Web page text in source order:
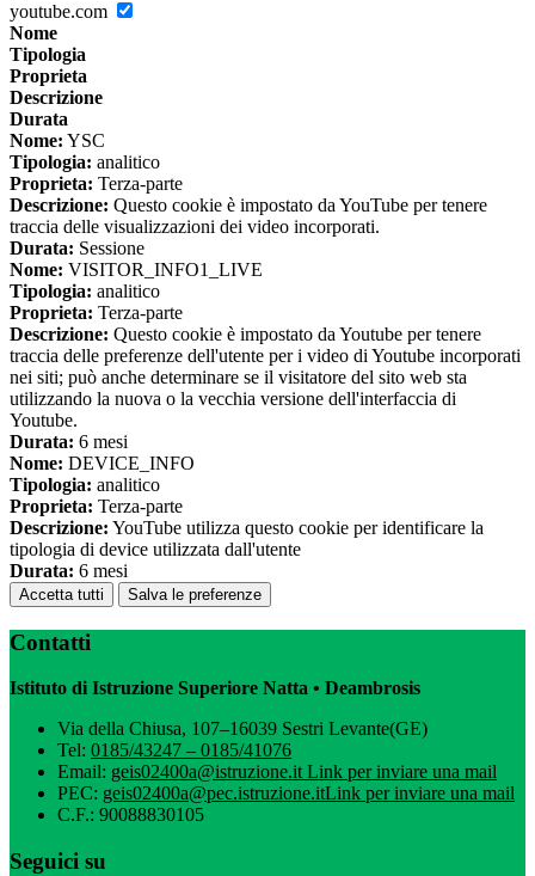
youtube.com
Nome
Tipologia
Proprieta
Descrizione
Durata
Nome: YSC
Tipologia: analitico
Proprieta: Terza-parte
Descrizione: Questo cookie è impostato da YouTube per tenere
traccia delle visualizzazioni dei video incorporati.
Durata: Sessione
Nome: VISITOR_INFO1_LIVE
Tipologia: analitico
Proprieta: Terza-parte
Descrizione: Questo cookie è impostato da Youtube per tenere
traccia delle preferenze dell'utente per i video di Youtube incorporati
nei siti; può anche determinare se il visitatore del sito web sta
utilizzando la nuova o la vecchia versione dell'interfaccia di
Youtube.
Durata: 6 mesi
Nome: DEVICE_INFO
Tipologia: analitico
Proprieta: Terza-parte
Descrizione: YouTube utilizza questo cookie per identificare la
tipologia di device utilizzata dall'utente
Durata: 6 mesi
Accetta tutti Salva le preferenze
Contatti
Istituto di Istruzione Superiore Natta • Deambrosis
Via della Chiusa, 107–16039 Sestri Levante(GE)
Tel: 0185/43247 – 0185/41076
Email: geis02400a@istruzione.itLink per inviare una mail
PEC: geis02400a@pec.istruzione.itLink per inviare una mail
C.F.: 90088830105
Seguici su